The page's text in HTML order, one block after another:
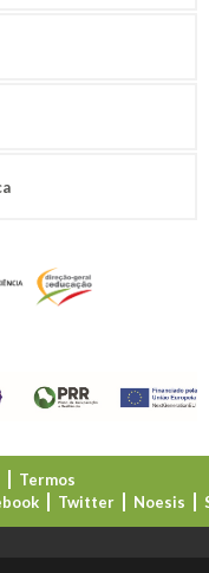
Termos
Twitter Noesis